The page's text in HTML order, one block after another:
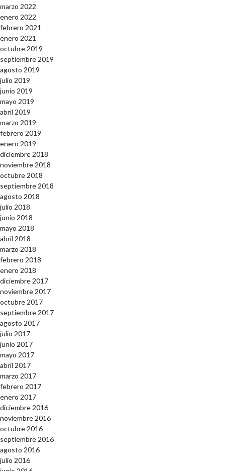
marzo 2022
enero 2022
febrero 2021
enero 2021
octubre 2019
septiembre 2019
agosto 2019
julio 2019
junio 2019
mayo 2019
abril 2019
marzo 2019
febrero 2019
enero 2019
diciembre 2018
noviembre 2018
octubre 2018
septiembre 2018
agosto 2018
julio 2018
junio 2018
mayo 2018
abril 2018
marzo 2018
febrero 2018
enero 2018
diciembre 2017
noviembre 2017
octubre 2017
septiembre 2017
agosto 2017
julio 2017
junio 2017
mayo 2017
abril 2017
marzo 2017
febrero 2017
enero 2017
diciembre 2016
noviembre 2016
octubre 2016
septiembre 2016
agosto 2016
julio 2016